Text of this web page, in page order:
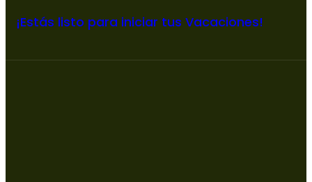
¡Estás listo para iniciar tus Vacaciones!